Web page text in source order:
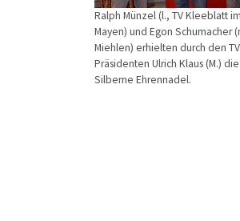
Ralph Münzel (l., TV Kleeblatt
Mayen) und Egon Schumacher
Miehlen) erhielten durch den
Präsidenten Ulrich Klaus (M.) die
Silberne Ehrennadel.